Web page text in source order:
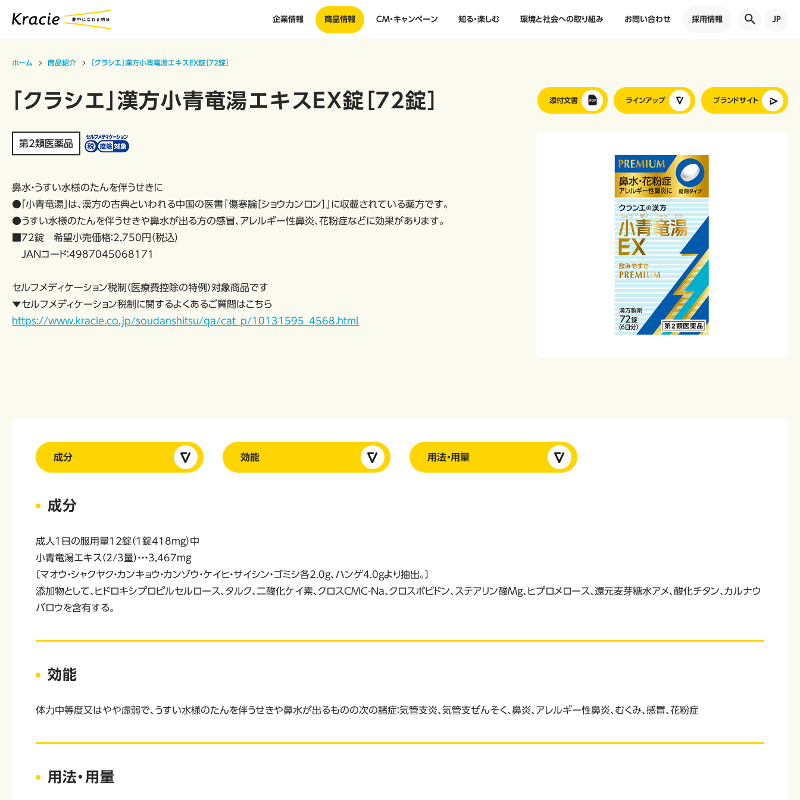
企業情報 商品情報 CM・キャンペーン 知る・楽しむ 環境と社会への取り組み お問い合わせ 採用情報 JP
ホーム 商品紹介 「クラシエ」漢方小青竜湯エキスEX錠［72錠］
添付文書 ラインアップ ブランドサイト
「クラシエ」漢方小青竜湯エキスEX錠［72錠］
第2類医薬品
鼻水・うすい水様のたんを伴うせきに
●「小青竜湯」は、漢方の古典といわれる中国の医書『傷寒論［ショウカンロン］』に収載されている薬方です。
●うすい水様のたんを伴うせきや鼻水が出る方の感冒、アレルギー性鼻炎、花粉症などに効果があります。
■72錠 希望小売価格：2,750円（税込）
JANコード：4987045068171
セルフメディケーション税制（医療費控除の特例）対象商品です
▼セルフメディケーション税制に関するよくあるご質問はこちら
https://www.kracie.co.jp/soudanshitsu/qa/cat_p/10131595_4568.html
成分 効能 用法・用量
成分
成人1日の服用量12錠（1錠418mg）中
小青竜湯エキス（2/3量）・・・3,467mg
〔マオウ・シャクヤク・カンキョウ・カンゾウ・ケイヒ・サイシン・ゴミシ各2.0g、ハンゲ4.0gより抽出。〕
添加物として、ヒドロキシプロピルセルロース、タルク、二酸化ケイ素、クロスCMC-Na、クロスポビドン、ステアリン酸Mg、ヒプロメロース、還元麦芽糖水アメ、酸化チタン、カルナウ
バロウを含有する。
効能
体力中等度又はやや虚弱で、うすい水様のたんを伴うせきや鼻水が出るものの次の諸症：気管支炎、気管支ぜんそく、鼻炎、アレルギー性鼻炎、むくみ、感冒、花粉症
用法・用量